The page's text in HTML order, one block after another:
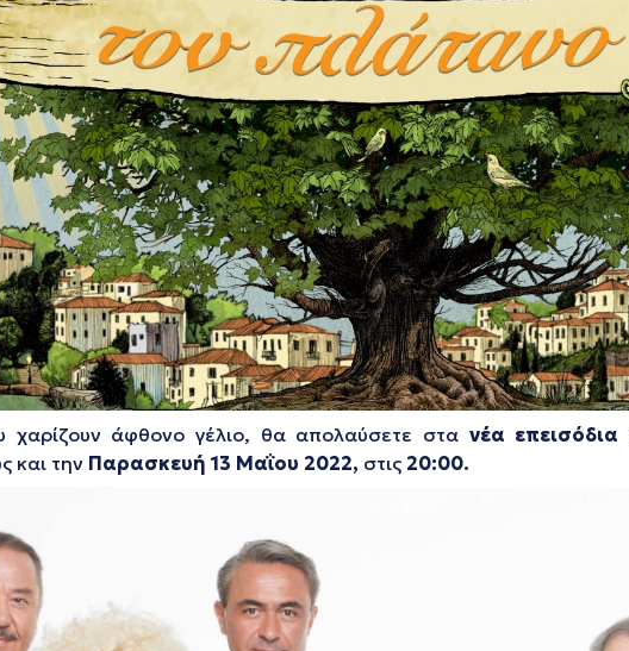
χαρίζουν άφθονο γέλιο, θα απολαύσετε στα νέα επεισόδια
και την Παρασκευή 13 Μαΐου 2022, στις 20:00.